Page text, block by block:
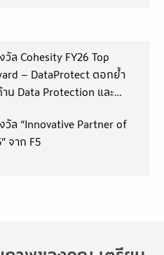
วัล Cohesity FY26 Top
– DataProtect ตอกย้ำ
น Data Protection และ
วัล “Innovative Partner of
จาก F5